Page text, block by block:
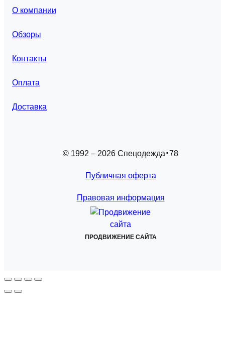
О компании
Обзоры
Контакты
Оплата
Доставка
© 1992 – 2026 Спецодежда 78
Публичная оферта
Правовая информация
ПРОДВИЖЕНИЕ САЙТА